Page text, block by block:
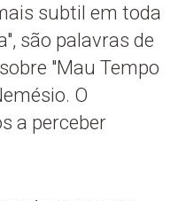
subtil em toda
são palavras de
"Mau Tempo
O
a perceber